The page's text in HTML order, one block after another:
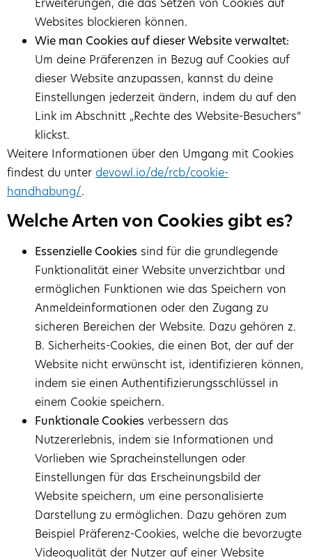
Websites blockieren können.
Wie man Cookies auf dieser Website verwaltet:
Um deine Präferenzen in Bezug auf Cookies auf
dieser Website anzupassen, kannst du deine
Einstellungen jederzeit ändern, indem du auf den
Link im Abschnitt „Rechte des Website-Besuchers“
klickst.
Weitere Informationen über den Umgang mit Cookies
findest du unter devowl.io/de/rcb/cookie-
handhabung/.
Welche Arten von Cookies gibt es?
Essenzielle Cookies sind für die grundlegende
Funktionalität einer Website unverzichtbar und
ermöglichen Funktionen wie das Speichern von
Anmeldeinformationen oder den Zugang zu
sicheren Bereichen der Website. Dazu gehören z.
B. Sicherheits-Cookies, die einen Bot, der auf der
Website nicht erwünscht ist, identifizieren können,
indem sie einen Authentifizierungsschlüssel in
einem Cookie speichern.
Funktionale Cookies verbessern das
Nutzererlebnis, indem sie Informationen und
Vorlieben wie Spracheinstellungen oder
Einstellungen für das Erscheinungsbild der
Website speichern, um eine personalisierte
Darstellung zu ermöglichen. Dazu gehören zum
Beispiel Präferenz-Cookies, welche die bevorzugte
Videoqualität der Nutzer auf einer Website